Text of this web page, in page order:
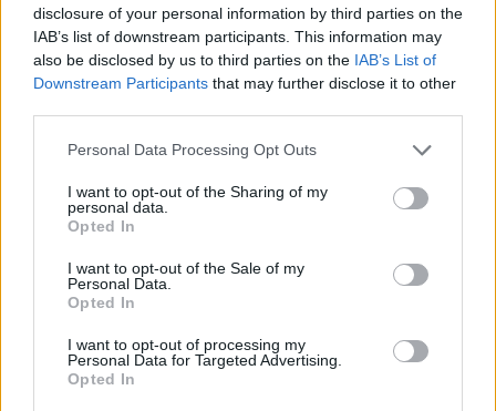
disclosure of your personal information by third parties on the
IAB’s list of downstream participants. This information may
also be disclosed by us to third parties on the IAB’s List of
Downstream Participants that may further disclose it to other
Please note that this website/app uses one or more Google
not limited to your visit or usage behaviour. You may click to
grant or deny consent to Google and its third-party tags to
use your data for below specified purposes in below Google
consent section.
Personal Data Processing Opt Outs
I want to opt-out of the Sharing of my
personal data.
Opted In
I want to opt-out of the Sale of my
Personal Data.
Opted In
I want to opt-out of processing my
Personal Data for Targeted Advertising.
Opted In
SPRAWDŹ
Często sprawdzane
Kilka wisien?
Aby dobrze pisać, należy…
Odmiana: formy czasu przyszłego i rozkaźnik
Ciekawostki
— Czy wpróbajestówymienne czy niewymienne?
upiększać— Upiękrzać